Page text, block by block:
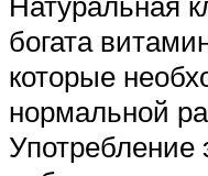
богата
которые
нормальной
Употребление